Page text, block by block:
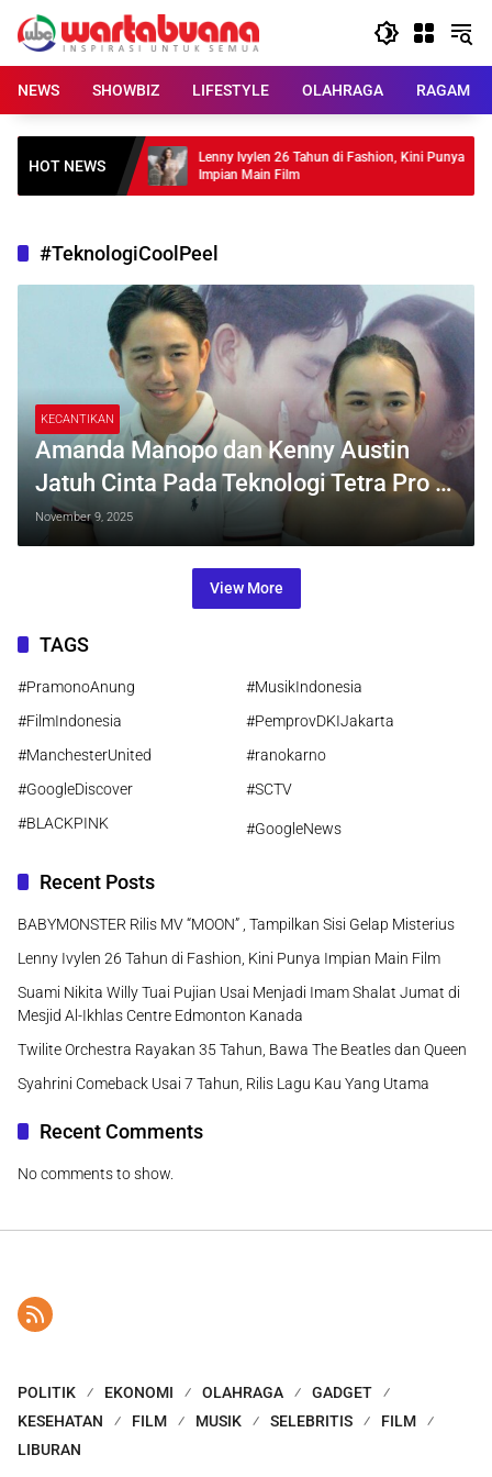
content
NEWS
SHOWBIZ LIFESTYLE OLAHRAGA RAGAM
HOT NEWS
, Tampilkan
Lenny Ivylen 26 Tahun di Fashion, Kini Punya
Impian Main Film
#TeknologiCoolPeel
KECANTIKAN
Amanda Manopo dan Kenny Austin
Jatuh Cinta Pada Teknologi Tetra Pro di
Dermapro Jakarta: Revolusi Baru Laser
CO₂ Tanpa Rasa Sakit dan Downtime
November 9, 2025
View More
TAGS
#PramonoAnung
#MusikIndonesia
#FilmIndonesia
#PemprovDKIJakarta
#ManchesterUnited
#ranokarno
#GoogleDiscover
#SCTV
#BLACKPINK
#GoogleNews
Recent Posts
BABYMONSTER Rilis MV “MOON” , Tampilkan Sisi Gelap Misterius
Lenny Ivylen 26 Tahun di Fashion, Kini Punya Impian Main Film
Suami Nikita Willy Tuai Pujian Usai Menjadi Imam Shalat Jumat di
Mesjid Al-Ikhlas Centre Edmonton Kanada
Twilite Orchestra Rayakan 35 Tahun, Bawa The Beatles dan Queen
Syahrini Comeback Usai 7 Tahun, Rilis Lagu Kau Yang Utama
Recent Comments
No comments to show.
POLITIK EKONOMI OLAHRAGA
GADGET
KESEHATAN
FILM MUSIK SELEBRITIS
FILM
LIBURAN